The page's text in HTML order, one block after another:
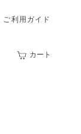
ご利用ガイド
カート